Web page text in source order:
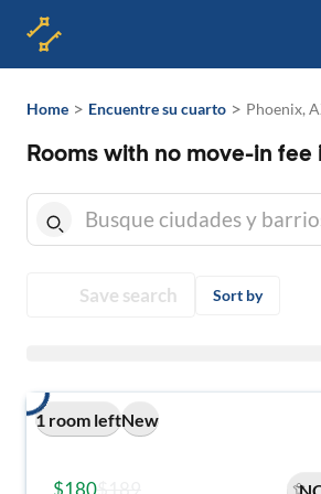
Home > Encuentre su cuarto > Phoenix,
Rooms with no move-in fee
Save search Sort by
1 room leftNew
$180